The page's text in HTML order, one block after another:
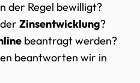
der Regel bewilligt?
Zinsentwicklung?
beantragt werden?
beantworten wir in